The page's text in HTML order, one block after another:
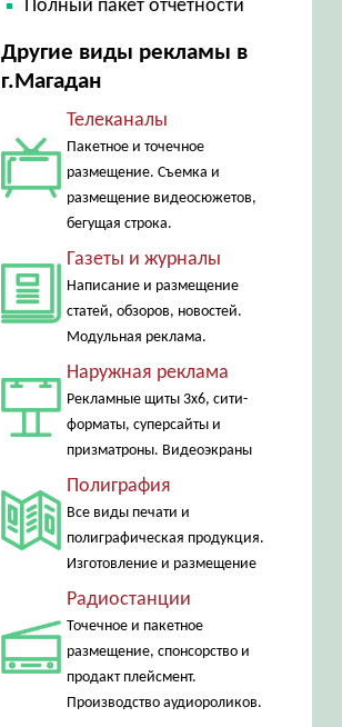
Полный пакет отчетности
Другие виды рекламы в
г.Магадан
Телеканалы
Пакетное и точечное
размещение. Съемка и
размещение видеосюжетов,
бегущая строка.
Газеты и журналы
Написание и размещение
статей, обзоров, новостей.
Модульная реклама.
Наружная реклама
Рекламные щиты 3х6, сити-
форматы, суперсайты и
призматроны. Видеоэкраны
Полиграфия
Все виды печати и
полиграфическая продукция.
Изготовление и размещение
Радиостанции
Точечное и пакетное
размещение, спонсорство и
продакт плейсмент.
Производство аудиороликов.